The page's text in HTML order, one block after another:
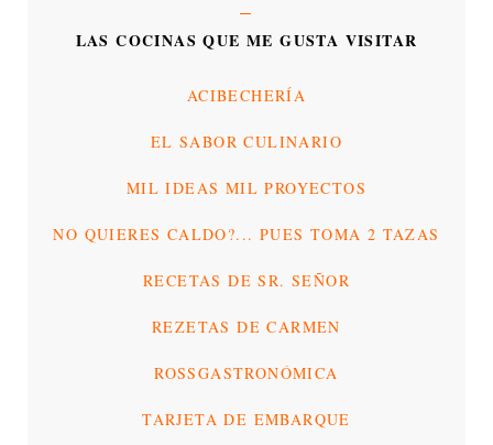
LAS COCINAS QUE ME GUSTA VISITAR
ACIBECHERÍA
EL SABOR CULINARIO
MIL IDEAS MIL PROYECTOS
NO QUIERES CALDO?... PUES TOMA 2 TAZAS
RECETAS DE SR. SEÑOR
REZETAS DE CARMEN
ROSSGASTRONÓMICA
TARJETA DE EMBARQUE